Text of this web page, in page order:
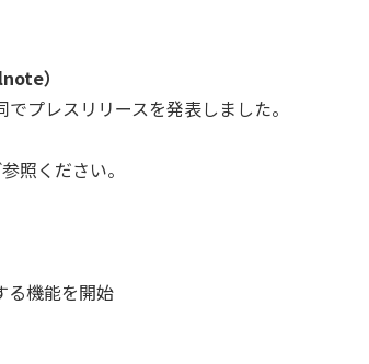
）
プレスリリースを発表しました。
照ください。
る機能を開始